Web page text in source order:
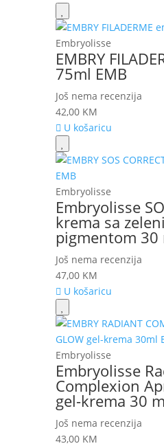
Embryolisse
EMBRY
75ml EMB
Još nema recenzija
42,00 KM
U košaricu
Embryolisse
Embryolisse
krema sa
pigmentom 30
Još nema recenzija
47,00 KM
U košaricu
Embryolisse
Embryolisse
Complexion
gel-krema 30
Još nema recenzija
43,00 KM